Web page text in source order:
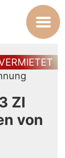
ZI
von